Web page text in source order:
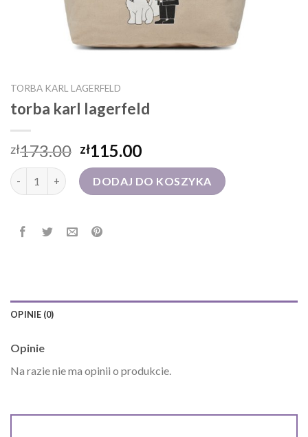
TORBA KARL LAGERFELD
torba karl lagerfeld
zł173.00 zł115.00
ilość torba karl lagerfeldDODAJ DO KOSZYKA
OPINIE (0)
Opinie
Na razie nie ma opinii o produkcie.